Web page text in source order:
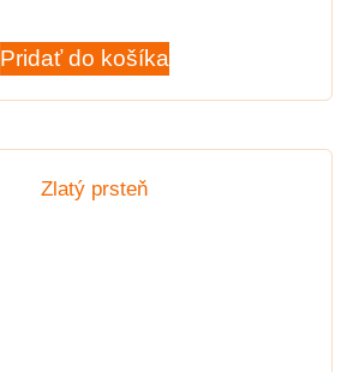
Pridať do košíka